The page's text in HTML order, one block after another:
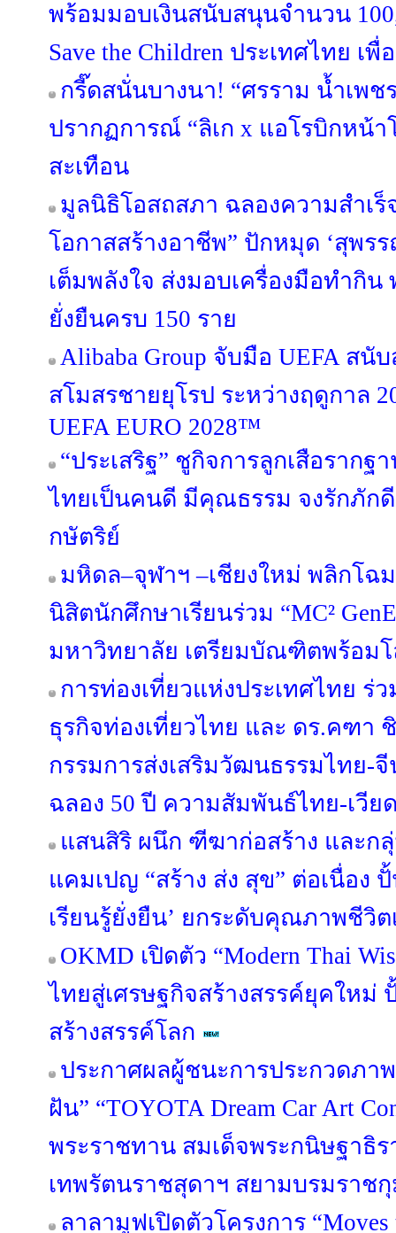
พร้อมมอบเงินสนับสนุนจำนวน
Save the Children ประเทศไทย เ
กรี๊ดสนั่นบางนา! “ศรราม น้ำเพช
ปรากฏการณ์ “ลิเก x แอโรบิกหน้
สะเทือน
มูลนิธิโอสถสภา ฉลองความสำเร็
โอกาสสร้างอาชีพ” ปักหมุด ‘สุพร
เต็มพลังใจ ส่งมอบเครื่องมือทำกิ
ยั่งยืนครบ 150 ราย
Alibaba Group จับมือ UEFA ส
สโมสรชายยุโรป ระหว่างฤดูกาล
UEFA EURO 2028™
“ประเสริฐ” ชูกิจการลูกเสือราก
ไทยเป็นคนดี มีคุณธรรม จงรักภัก
กษัตริย์
มหิดล–จุฬาฯ –เชียงใหม่ พลิกโฉ
นิสิตนักศึกษาเรียนร่วม “MC²
มหาวิทยาลัย เตรียมบัณฑิตพร้อม
การท่องเที่ยวแห่งประเทศไทย ร่
ธุรกิจท่องเที่ยวไทย และ ดร.คฑ
กรรมการส่งเสริมวัฒนธรรมไทย-
ฉลอง 50 ปี ความสัมพันธ์ไทย-เวีย
แสนสิริ ผนึก ฑีฆาก่อสร้าง และก
แคมเปญ “สร้าง ส่ง สุข” ต่อเนื่อง
เรียนรู้ยั่งยืน’ ยกระดับคุณภาพชีวิ
OKMD เปิดตัว “Modern Thai
ไทยสู่เศรษฐกิจสร้างสรรค์ยุคใหม่
สร้างสรรค์โลก
ประกาศผลผู้ชนะการประกวดภา
ฝัน” “TOYOTA Dream Car Art
พระราชทาน สมเด็จพระกนิษฐาธิร
เทพรัตนราชสุดาฯ สยามบรมราช
ลาลามูฟเปิดตัวโครงการ